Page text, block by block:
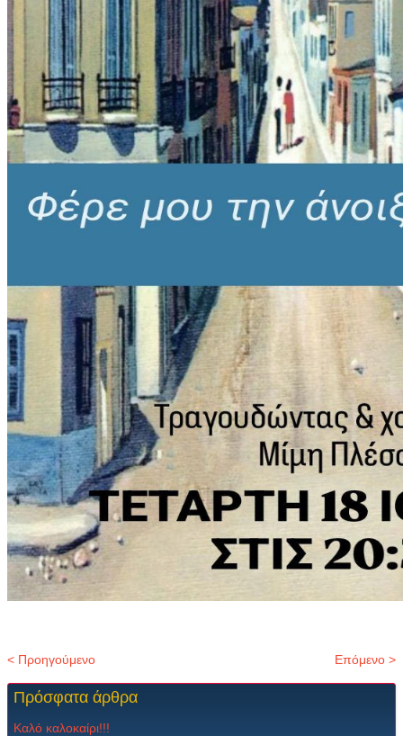
< Προηγούμενο Επόμενο >
Πρόσφατα άρθρα
Καλό καλοκαίρι!!!